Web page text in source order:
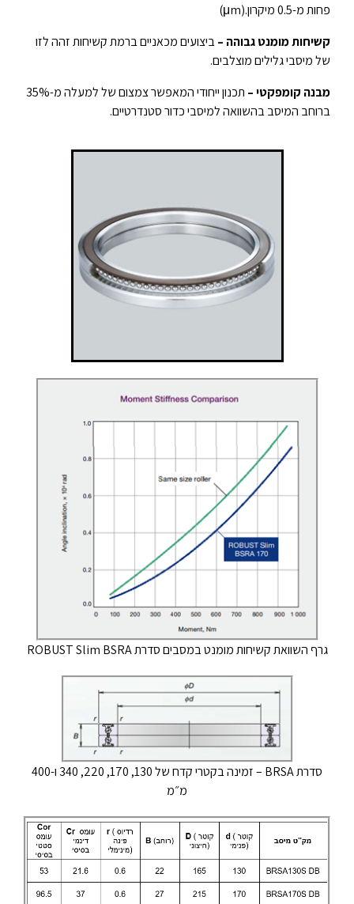
פחות מ-0.5 מיקרון
(μm).
קשיחות מומנט גבוהה –ביצועים מכאניים ברמת קשיחות זהה לזו
של מיסבי גלילים מוצלבים.
מבנה קומפקטי –
תכנון ייחודי המאפשר צמצום של למעלה מ-35%
ברוחב המיסב בהשוואה למיסבי כדור סטנדרטיים.
גרף השוואת קשיחות מומנט במסבים סדרת ROBUST Slim BSRA
סדרת BRSA – זמינה בקטרי קדח של 130, 170, 220, 340 ו-400
מ״מ